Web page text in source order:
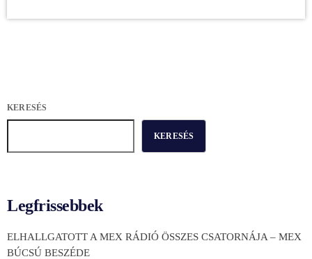
KERESÉS
KERESÉS
Legfrissebbek
ELHALLGATOTT A MEX RÁDIÓ ÖSSZES CSATORNÁJA – MEX
BÚCSÚ BESZÉDE